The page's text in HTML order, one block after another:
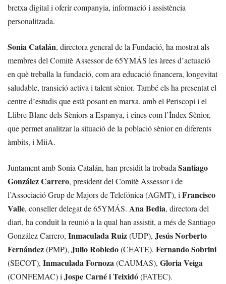
bretxa digital i oferir companyia, informació i assistència
personalitzada.
Sonia Catalán, directora general de la Fundació, ha mostrat als
membres del Comitè Assessor de 65YMÁS les àrees d’actuació
en què treballa la fundació, com ara educació financera, longevitat
saludable, transició activa i talent sènior. També els ha presentat el
centre d’estudis que està posant en marxa, amb el Periscopi i el
Llibre Blanc dels Sèniors a Espanya, i eines com l’Índex Sènior,
que permet analitzar la situació de la població sènior en diferents
àmbits, i MiiA.
Juntament amb Sonia Catalán, han presidit la trobadaSantiago
González Carrero, president del Comitè Assessor i de
l’Associació Grup de Majors de Telefónica (AGMT), iFrancisco
Valle, conseller delegat de 65YMÁS. Ana Bedia, directora del
diari, ha conduït la reunió a la qual han assistit, a més de Santiago
González Carrero, Inmaculada Ruiz(UDP), Jesús Norberto
Fernández(PMP), Julio Robledo(CEATE), Fernando Sobrini
(SECOT), Inmaculada Fornoza(CAUMAS), Gloria Veiga
(CONFEMAC) iJospe Carné i Teixidó(FATEC).